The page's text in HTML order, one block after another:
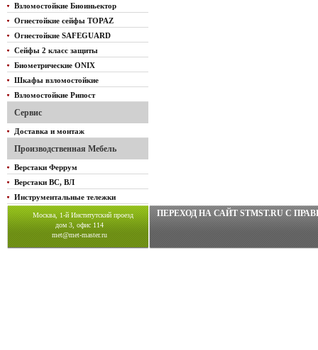
Взломостойкие Биоиньектор
Огнестойкие сейфы TOPAZ
Огнестойкие SAFEGUARD
Сейфы 2 класс защиты
Биометрические ONIX
Шкафы взломостойкие
Взломостойкие Рипост
Сервис
Доставка и монтаж
Производственная Мебель
Верстаки Феррум
Верстаки ВС, ВЛ
Инструментальные тележки
Москва, 1-й Институтский проезд
дом 3, офис 114
met@met-master.ru
ПЕРЕХОД НА САЙТ STMST.RU C